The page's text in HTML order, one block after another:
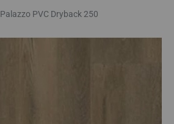
Palazzo PVC Dryback 250